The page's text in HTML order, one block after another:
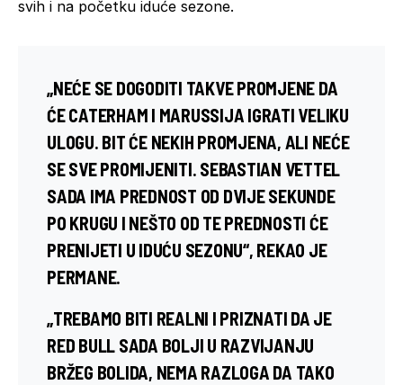
svih i na početku iduće sezone.
„NEĆE SE DOGODITI TAKVE PROMJENE DA
ĆECATERHAM I MARUSSIJA IGRATI VELIKU
ULOGU. BIT ĆE NEKIH PROMJENA, ALI NEĆE
SE SVE PROMIJENITI. SEBASTIAN VETTEL
SADA IMA PREDNOST OD DVIJE SEKUNDE
PO KRUGU I NEŠTO OD TE PREDNOSTI ĆE
PRENIJETI U IDUĆU SEZONU“, REKAO JE
PERMANE.
„TREBAMO BITI REALNI I PRIZNATI DA JE
RED BULL SADA BOLJI U RAZVIJANJU
BRŽEG BOLIDA, NEMA RAZLOGA DA TAKO